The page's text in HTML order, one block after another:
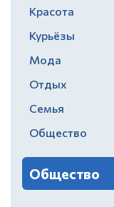
Красота
Курьёзы
Мода
Отдых
Семья
Общество
Общество